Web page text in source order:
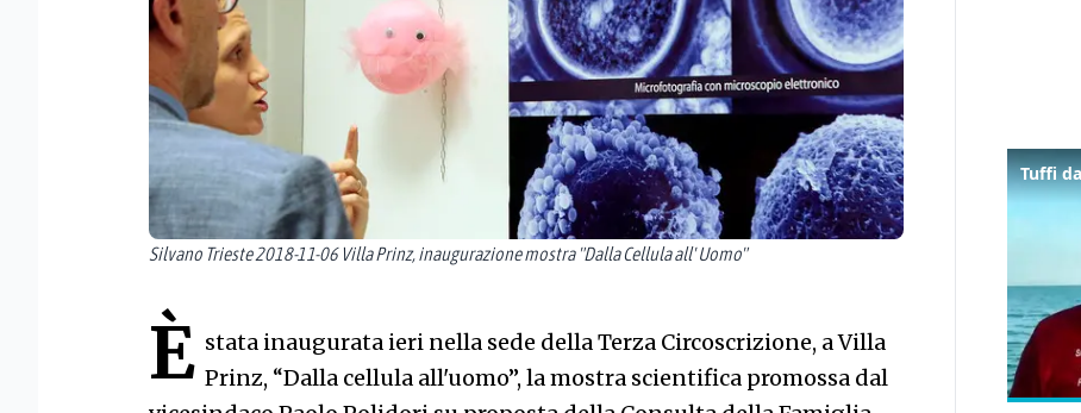
Silvano Trieste 2018-11-06 Villa Prinz, inaugurazione mostra "Dalla Cellula all' Uomo"
È stata inaugurata ieri nella sede della Terza Circoscrizione, a Villa
Prinz, “Dalla cellula all'uomo”, la mostra scientifica promossa dal